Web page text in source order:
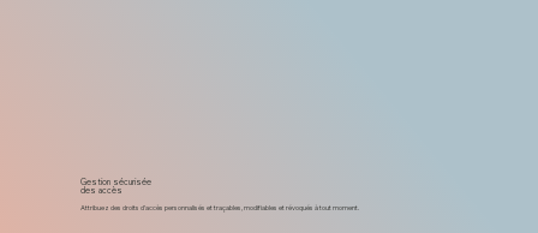
Gestion sécurisée
des accès
Attribuez des droits d’accès personnalisés et traçables, modifiables et révoqués à tout moment.